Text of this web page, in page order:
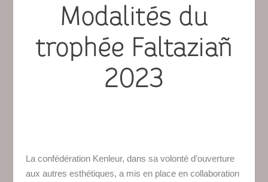
Modalités du
trophée Faltaziañ
2023
La confédération Kenleur, dans sa volonté d’ouverture
aux autres esthétiques, a mis en place en collaboration